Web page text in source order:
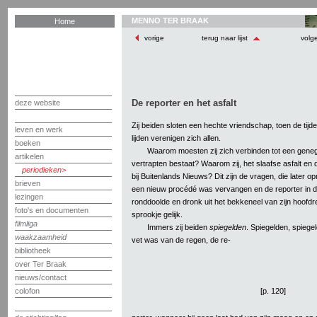
Home
deze website
leven en werk
boeken
artikelen
periodieken
brieven
lezingen
foto's en documenten
filmliga
waakzaamheid
bibliotheek
over Ter Braak
nieuws/contact
colofon
MENNO TER BRAAK
vorige terug naar lijst
De reporter en het asfalt
Zij beiden sloten een hechte vriendschap, toen de
lijden verenigen zich allen.
Waarom moesten zij zich verbinden tot een
vertrapten bestaat? Waarom zij, het slaafse asfalt en
bij Buitenlands Nieuws? Dit zijn de vragen, die later
een nieuw procédé was vervangen en de reporter in
ronddoolde en dronk uit het bekkeneel van zijn
sprookje gelijk.
Immers zij beiden spiegelden . Spiegelden,
vet was van de regen, de re-
[p. 120]